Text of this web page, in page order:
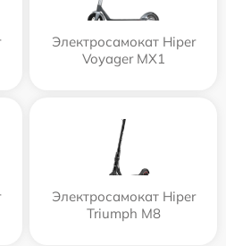
Электросамокат Hiper
Voyager MX1
Электросамокат Hiper
Triumph M8